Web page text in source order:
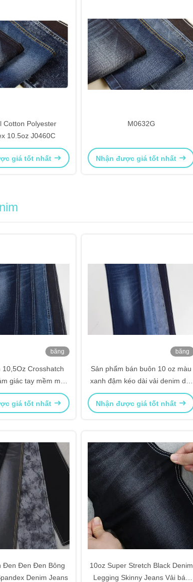
Cotton Polyester
10.5oz J0460C
giá tốt nhất
M0632G
Nhận được giá tốt nhất
băng
10,5Oz Crosshatch
giác tay mềm mại
Màu đen
giá tốt nhất
băng
Sản phẩm bán buôn 10 oz màu
xanh đậm kéo dài vải denim dệt
cho quần jean
Nhận được giá tốt nhất
Đen Đen Đen Bông
Denim Jeans
10oz Super Stretch Black Denim
Legging Skinny Jeans Vải bán